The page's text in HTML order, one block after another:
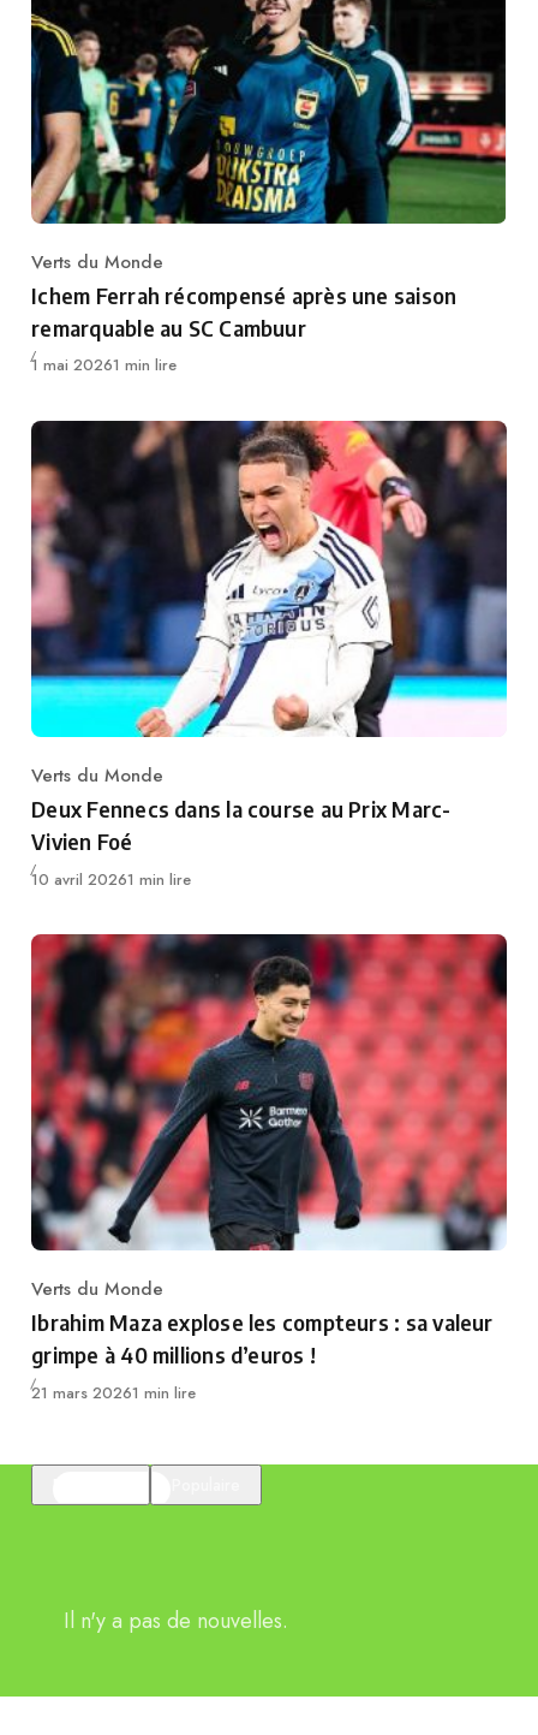
Category
Verts du Monde
Ichem Ferrah récompensé après une saison
remarquable au SC Cambuur
Publié
1 mai 20261 min lire
Category
Verts du Monde
Deux Fennecs dans la course au Prix Marc-
Vivien Foé
Publié
10 avril 20261 min lire
Category
Verts du Monde
Ibrahim Maza explose les compteurs : sa valeur
grimpe à 40 millions d’euros !
Publié
21 mars 20261 min lire
Il n'y a pas de nouvelles.